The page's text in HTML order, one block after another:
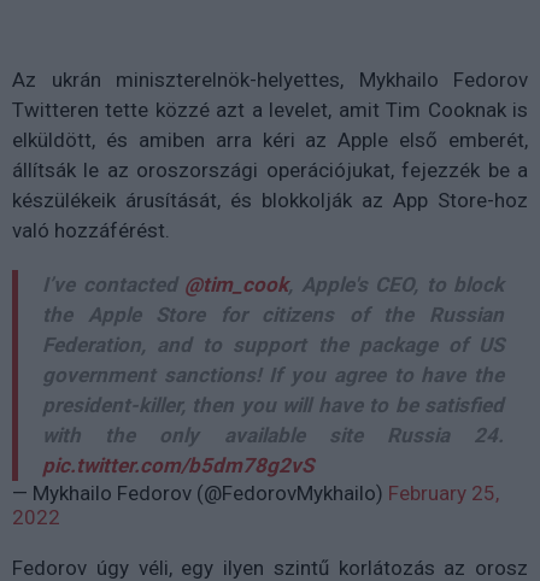
Az ukrán miniszterelnök-helyettes, Mykhailo Fedorov
Twitteren tette közzé azt a levelet, amit Tim Cooknak is
elküldött, és amiben arra kéri az Apple első emberét,
állítsák le az oroszországi operációjukat, fejezzék be a
készülékeik árusítását, és blokkolják az App Store-hoz
való hozzáférést.
I’ve contacted @tim_cook, Apple's CEO, to block
the Apple Store for citizens of the Russian
Federation, and to support the package of US
government sanctions! If you agree to have the
president-killer, then you will have to be satisfied
with the only available site Russia 24.
pic.twitter.com/b5dm78g2vS
— Mykhailo Fedorov (@FedorovMykhailo) February 25,
2022
Fedorov úgy véli, egy ilyen szintű korlátozás az orosz